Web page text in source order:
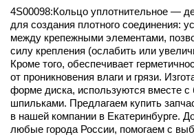
4S00098:Кольцо уплотнительное —
для создания плотного соединения:
между крепежными элементами,
силу крепления (ослабить или
Кроме того, обеспечивает
от проникновения влаги и грязи.
форме диска, используются вместе с
шпильками. Предлагаем купить
в нашей компании в Екатеринбурге.
любые города России, помогаем с